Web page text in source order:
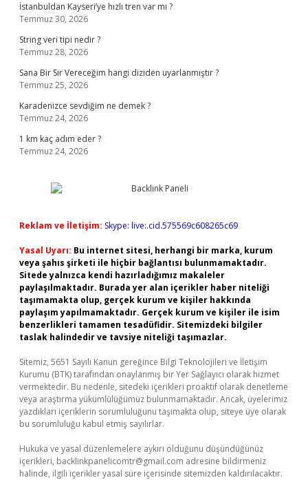
İstanbuldan Kayseri’ye hızlı tren var mı ?
Temmuz 30, 2026
String veri tipi nedir ?
Temmuz 28, 2026
Sana Bir Sır Vereceğim hangi diziden uyarlanmıştır ?
Temmuz 25, 2026
Karadenizce sevdiğim ne demek ?
Temmuz 24, 2026
1 km kaç adım eder ?
Temmuz 24, 2026
Reklam ve İletişim: Skype: live:.cid.575569c608265c69
Yasal Uyarı: Bu internet sitesi, herhangi bir marka, kurum
veya şahıs şirketi ile hiçbir bağlantısı bulunmamaktadır.
Sitede yalnızca kendi hazırladığımız makaleler
paylaşılmaktadır. Burada yer alan içerikler haber niteliği
taşımamakta olup, gerçek kurum ve kişiler hakkında
paylaşım yapılmamaktadır. Gerçek kurum ve kişiler ile isim
benzerlikleri tamamen tesadüfidir. Sitemizdeki bilgiler
taslak halindedir ve tavsiye niteliği taşımazlar.
Sitemiz, 5651 Sayılı Kanun gereğince Bilgi Teknolojileri ve İletişim
Kurumu (BTK) tarafından onaylanmış bir Yer Sağlayıcı olarak hizmet
vermektedir. Bu nedenle, sitedeki içerikleri proaktif olarak denetleme
veya araştırma yükümlülüğümüz bulunmamaktadır. Ancak, üyelerimiz
yazdıkları içeriklerin sorumluluğunu taşımakta olup, siteye üye olarak
bu sorumluluğu kabul etmiş sayılırlar.
Hukuka ve yasal düzenlemelere aykırı olduğunu düşündüğünüz
içerikleri, backlinkpanelicomtr@gmail.com adresine bildirmeniz
halinde, ilgili içerikler yasal süre içerisinde sitemizden kaldırılacaktır.